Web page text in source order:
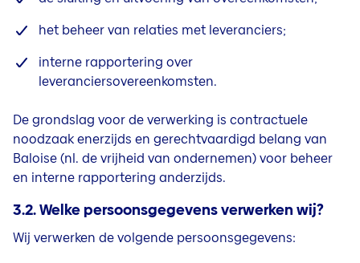
het beheer van relaties met leveranciers;
interne rapportering over
leveranciersovereenkomsten.
De grondslag voor de verwerking is contractuele
noodzaak enerzijds en gerechtvaardigd belang van
Baloise (nl. de vrijheid van ondernemen) voor beheer
en interne rapportering anderzijds.
3.2. Welke persoonsgegevens verwerken wij?
Wij verwerken de volgende persoonsgegevens: